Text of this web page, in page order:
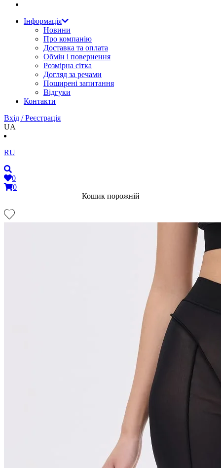
Інформація
Новини
Про компанію
Доставка та оплата
Обмін і повернення
Розмірна сітка
Догляд за речами
Поширені запитання
Відгуки
Контакти
Вхід / Реєстрація
UA
RU
0
0
Кошик порожній